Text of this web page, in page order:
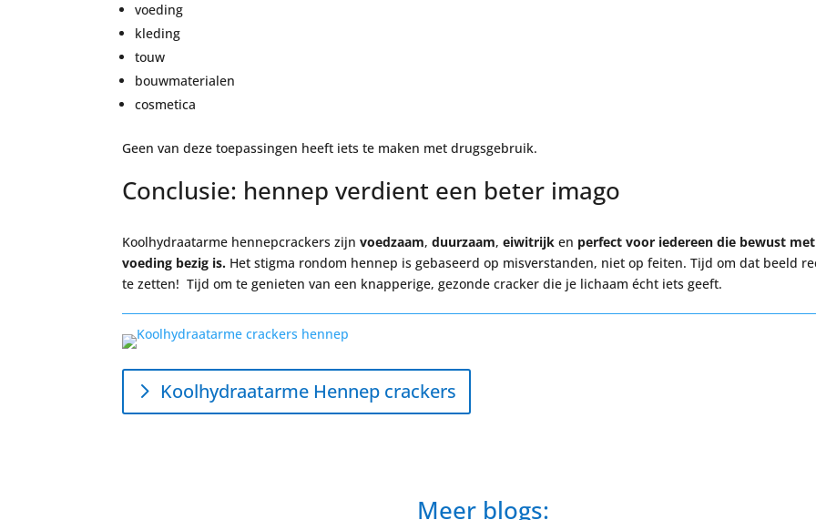
voeding
kleding
touw
bouwmaterialen
cosmetica
Geen van deze toepassingen heeft iets te maken met drugsgebruik.
Conclusie: hennep verdient een beter imago
Koolhydraatarme hennepcrackers zijnvoedzaam,duurzaam,eiwitrijk en perfect voor iedereen die bewust met
voeding bezig is. Het stigma rondom hennep is gebaseerd op misverstanden, niet op feiten. Tijd om dat beeld
te zetten! Tijd om te genieten van een knapperige, gezonde cracker die je lichaam écht iets geeft.
Koolhydraatarme Hennep crackers
Meer blogs: